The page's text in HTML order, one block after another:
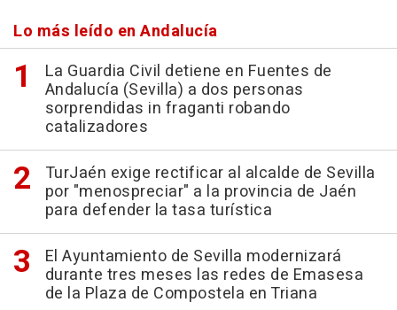
Lo más leído en Andalucía
La Guardia Civil detiene en Fuentes de
Andalucía (Sevilla) a dos personas
sorprendidas in fraganti robando
catalizadores
TurJaén exige rectificar al alcalde de Sevilla
por "menospreciar" a la provincia de Jaén
para defender la tasa turística
El Ayuntamiento de Sevilla modernizará
durante tres meses las redes de Emasesa
de la Plaza de Compostela en Triana